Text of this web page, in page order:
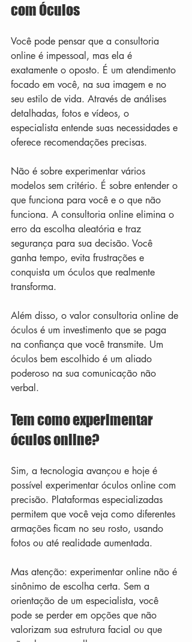
com Óculos
Você pode pensar que a consultoria
online é impessoal, mas ela é
exatamente o oposto. É um atendimento
focado em você, na sua imagem e no
seu estilo de vida. Através de análises
detalhadas, fotos e vídeos, o
especialista entende suas necessidades e
oferece recomendações precisas.
Não é sobre experimentar vários
modelos sem critério. É sobre entender o
que funciona para você e o que não
funciona. A consultoria online elimina o
erro da escolha aleatória e traz
segurança para sua decisão. Você
ganha tempo, evita frustrações e
conquista um óculos que realmente
transforma.
Além disso, o valor consultoria online de
óculos é um investimento que se paga
na confiança que você transmite. Um
óculos bem escolhido é um aliado
poderoso na sua comunicação não
verbal.
Tem como experimentar
óculos online?
Sim, a tecnologia avançou e hoje é
possível experimentar óculos online com
precisão. Plataformas especializadas
permitem que você veja como diferentes
armações ficam no seu rosto, usando
fotos ou até realidade aumentada.
Mas atenção: experimentar online não é
sinônimo de escolha certa. Sem a
orientação de um especialista, você
pode se perder em opções que não
valorizam sua estrutura facial ou que